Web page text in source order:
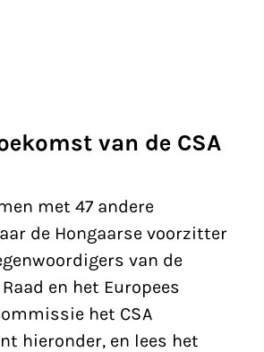
van de CSA
met 47 andere
de Hongaarse voorzitter
van de
en het Europees
het CSA
hieronder, en lees het